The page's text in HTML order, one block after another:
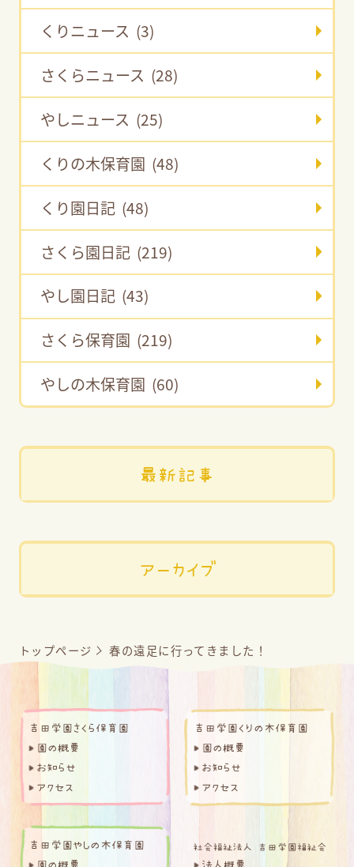
くりニュース (3)
さくらニュース (28)
やしニュース (25)
くりの木保育園 (48)
くり園日記 (48)
さくら園日記 (219)
やし園日記 (43)
さくら保育園 (219)
やしの木保育園 (60)
最新記事
アーカイブ
トップページ 春の遠足に行ってきました！
吉田学園さくら保育園
園の概要
お知らせ
アクセス
吉田学園くりの木保育園
園の概要
お知らせ
アクセス
吉田学園やしの木保育園
園の概要
法人概要